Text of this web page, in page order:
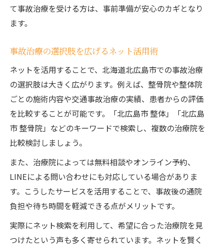
て事故治療を受ける方は、事前準備が安心のカギとなり
ます。
事故治療の選択肢を広げるネット活用術
ネットを活用することで、北海道北広島市での事故治療
の選択肢は大きく広がります。例えば、整骨院や整体院
ごとの施術内容や交通事故治療の実績、患者からの評価
を比較することが可能です。「北広島市 整体」「北広島
市 整骨院」などのキーワードで検索し、複数の治療院を
比較検討しましょう。
また、治療院によっては無料相談やオンライン予約、
LINEによる問い合わせにも対応している場合がありま
す。こうしたサービスを活用することで、事故後の通院
負担や待ち時間を軽減できる点がメリットです。
実際にネット検索を利用して、希望に合った治療院を見
つけたという声も多く寄せられています。ネットを賢く